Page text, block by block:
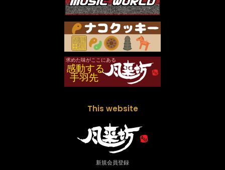
This website
新規会員登録